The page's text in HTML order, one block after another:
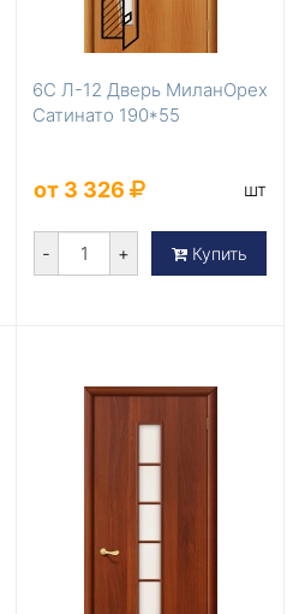
6С Л-12 Дверь МиланОрех
Сатинато 190*55
от 3 326 шт
- + Купить